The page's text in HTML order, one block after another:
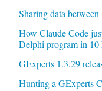
Sharing data
How Claude Code
Delphi program in 10
GExperts 1.3.29
Hunting a GExperts